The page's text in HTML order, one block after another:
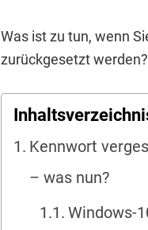
Was ist zu tun, wenn
zurückgesetzt
Kennwort
– was nun?
Windows-